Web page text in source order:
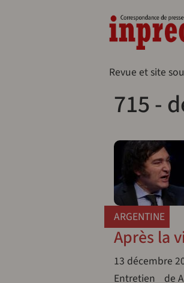
Revue et site
715 -
ARGENTINE
Après la
13 décembre
Entretien de